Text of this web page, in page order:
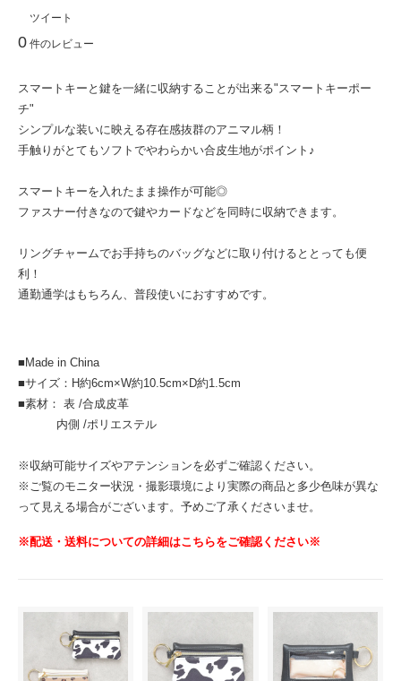
ツイート
0 件のレビュー
スマートキーと鍵を一緒に収納することが出来る"スマートキーポー
チ"
シンプルな装いに映える存在感抜群のアニマル柄！
手触りがとてもソフトでやわらかい合皮生地がポイント♪
スマートキーを入れたまま操作が可能◎
ファスナー付きなので鍵やカードなどを同時に収納できます。
リングチャームでお手持ちのバッグなどに取り付けるととっても便
利！
通勤通学はもちろん、普段使いにおすすめです。
■Made in China
■サイズ：H約6cm×W約10.5cm×D約1.5cm
■素材： 表 /合成皮革
内側 /ポリエステル
※収納可能サイズやアテンションを必ずご確認ください。
※ご覧のモニター状況・撮影環境により実際の商品と多少色味が異な
って見える場合がございます。予めご了承くださいませ。
※配送・送料についての詳細はこちらをご確認ください※